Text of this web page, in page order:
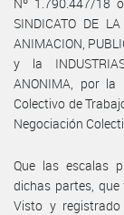
SINDICATO DE
ANIMACION,
y la INDUSTRIAS
ANONIMA, por
Colectivo de
Negociación
Que las escalas
dichas partes,
Visto y